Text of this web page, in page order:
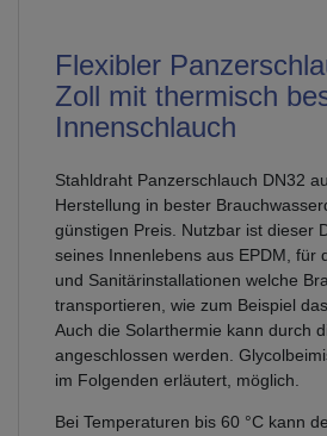
Flexibler
Zoll mit thermisch
Innenschlauch
Stahldraht Panzerschlauch DN32
Herstellung in bester
günstigen Preis. Nutzbar ist dieser
seines Innenlebens aus EPDM, für
und Sanitärinstallationen welche
transportieren, wie zum Beispiel
Auch die Solarthermie kann durch
angeschlossen werden.
im Folgenden erläutert, möglich.
Bei Temperaturen bis 60 °C kann